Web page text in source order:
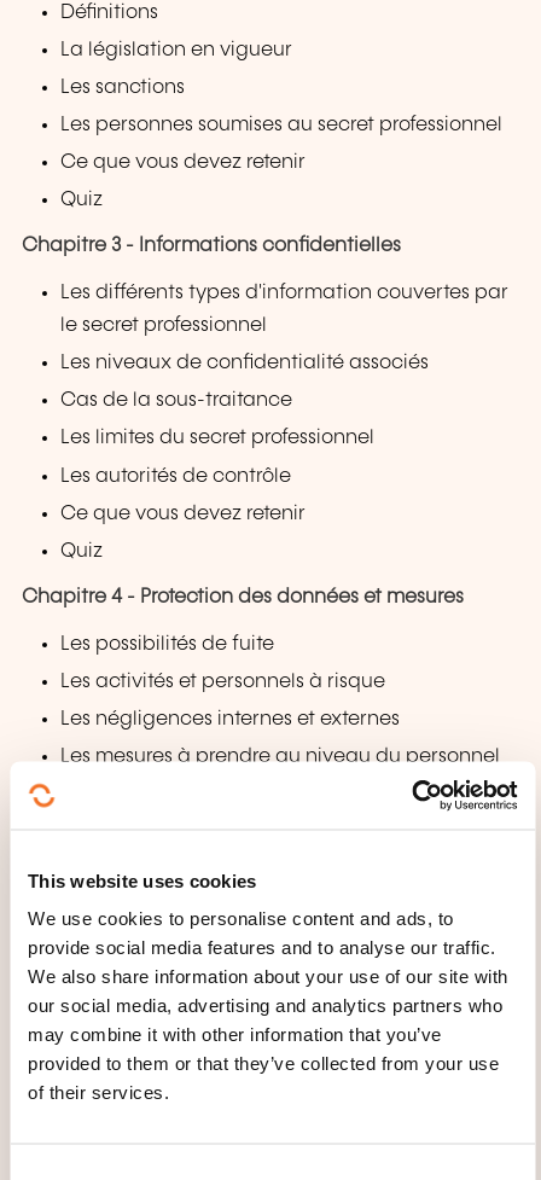
This website uses cookies
We use cookies to personalise content and ads, to
provide social media features and to analyse our traffic.
We also share information about your use of our site with
our social media, advertising and analytics partners who
may combine it with other information that you’ve
provided to them or that they’ve collected from your use
of their services.
Définitions
La législation en vigueur
Les sanctions
Les personnes soumises au secret professionnel
Ce que vous devez retenir
Quiz
Chapitre 3 - Informations confidentielles
Les différents types d'information couvertes par
le secret professionnel
Les niveaux de confidentialité associés
Cas de la sous-traitance
Les limites du secret professionnel
Les autorités de contrôle
Ce que vous devez retenir
Quiz
Chapitre 4 - Protection des données et mesures
Les possibilités de fuite
Les activités et personnels à risque
Les négligences internes et externes
Les mesures à prendre au niveau du personnel
Test final (20 questions)
WHAT TEACHING METHODS ARE
USED?
Vous suivrez les quatre étapes essentielles d'une
véritable formation professionnelle: